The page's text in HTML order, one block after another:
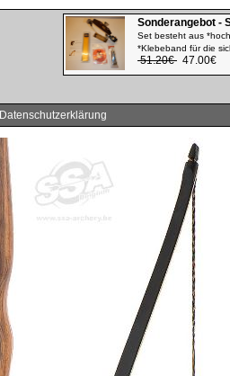
Sonderangebot -
Set besteht aus
*Klebeband für die
51.20€ 47.00€
Datenschutzerklärung